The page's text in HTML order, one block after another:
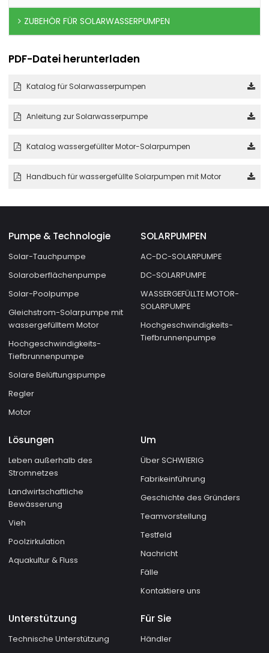
ZUBEHÖR FÜR SOLARWASSERPUMPEN
PDF-Datei herunterladen
Katalog für Solarwasserpumpen
Anleitung zur Solarwasserpumpe
Katalog wassergefüllter Motor-Solarpumpen
Handbuch für wassergefüllte Solarpumpen mit Motor
Pumpe & Technologie
Solar-Tauchpumpe
Solaroberflächenpumpe
Solar-Poolpumpe
Gleichstrom-Solarpumpe mit
wassergefülltem Motor
Hochgeschwindigkeits-
Tiefbrunnenpumpe
Solare Belüftungspumpe
Regler
Motor
SOLARPUMPEN
AC-DC-SOLARPUMPE
DC-SOLARPUMPE
WASSERGEFÜLLTE MOTOR-
SOLARPUMPE
Hochgeschwindigkeits-
Tiefbrunnenpumpe
Lösungen
Leben außerhalb des
Stromnetzes
Landwirtschaftliche
Bewässerung
Vieh
Poolzirkulation
Aquakultur & Fluss
Um
Über SCHWIERIG
Fabrikeinführung
Geschichte des Gründers
Teamvorstellung
Testfeld
Nachricht
Fälle
Kontaktiere uns
Unterstützung
Technische Unterstützung
Für Sie
Händler